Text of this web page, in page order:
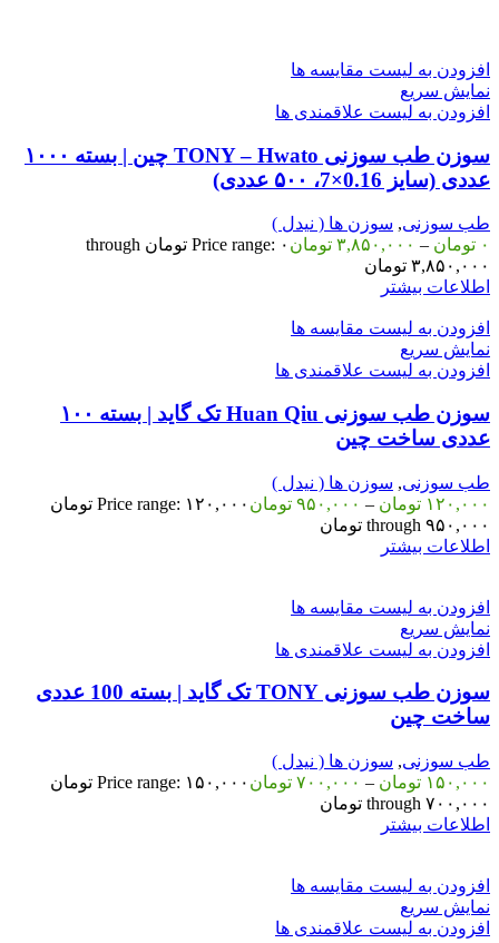
افزودن به لیست مقایسه ها
نمایش سریع
افزودن به لیست علاقمندی ها
سوزن طب سوزنی TONY – Hwato چین | بسته ۱۰۰۰
عددی (سایز 0.16×7، ۵۰۰ عددی)
طب سوزنی, سوزن ها ( نیدل )
۰ تومان – ۳,۸۵۰,۰۰۰ تومان
Price range: ۰ تومان through
۳,۸۵۰,۰۰۰ تومان
اطلاعات بیشتر
افزودن به لیست مقایسه ها
نمایش سریع
افزودن به لیست علاقمندی ها
سوزن طب سوزنی Huan Qiu تک گاید | بسته ۱۰۰
عددی ساخت چین
طب سوزنی, سوزن ها ( نیدل )
۱۲۰,۰۰۰ تومان – ۹۵۰,۰۰۰ تومان
Price range: ۱۲۰,۰۰۰ تومان
through ۹۵۰,۰۰۰ تومان
اطلاعات بیشتر
افزودن به لیست مقایسه ها
نمایش سریع
افزودن به لیست علاقمندی ها
سوزن طب سوزنی TONY تک گاید | بسته 100 عددی
ساخت چین
طب سوزنی, سوزن ها ( نیدل )
۱۵۰,۰۰۰ تومان – ۷۰۰,۰۰۰ تومان
Price range: ۱۵۰,۰۰۰ تومان
through ۷۰۰,۰۰۰ تومان
اطلاعات بیشتر
افزودن به لیست مقایسه ها
نمایش سریع
افزودن به لیست علاقمندی ها